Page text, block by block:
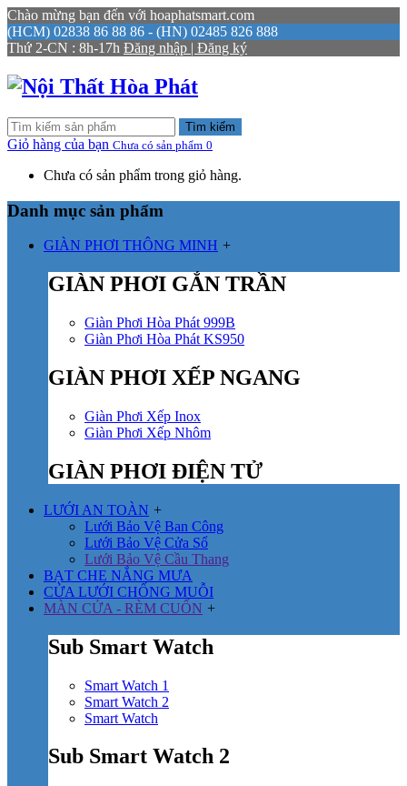
Chào mừng bạn đến với hoaphatsmart.com
(HCM) 02838 86 88 86 - (HN) 02485 826 888
Thứ 2-CN : 8h-17h Đăng nhập | Đăng ký
Tìm kiếm
Giỏ hàng của bạn Chưa có sản phẩm 0
Chưa có sản phẩm trong giỏ hàng.
Danh mục sản phẩm
GIÀN PHƠI THÔNG MINH +
GIÀN PHƠI GẮN TRẦN
Giàn Phơi Hòa Phát 999B
Giàn Phơi Hòa Phát KS950
GIÀN PHƠI XẾP NGANG
Giàn Phơi Xếp Inox
Giàn Phơi Xếp Nhôm
GIÀN PHƠI ĐIỆN TỬ
LƯỚI AN TOÀN +
Lưới Bảo Vệ Ban Công
Lưới Bảo Vệ Cửa Sổ
Lưới Bảo Vệ Cầu Thang
BẠT CHE NẮNG MƯA
CỬA LƯỚI CHỐNG MUỖI
MÀN CỬA - RÈM CUỐN +
Sub Smart Watch
Smart Watch 1
Smart Watch 2
Smart Watch
Sub Smart Watch 2